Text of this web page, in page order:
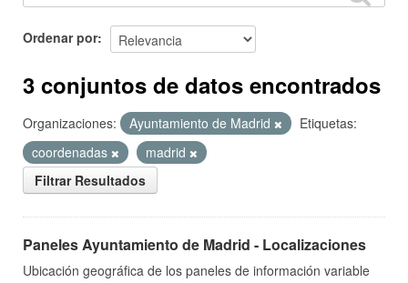
Ordenar por
3 conjuntos de datos encontrados
Organizaciones: Ayuntamiento de Madrid
Etiquetas:
coordenadas
madrid
Filtrar Resultados
Paneles Ayuntamiento de Madrid - Localizaciones
Ubicación geográfica de los paneles de información variable